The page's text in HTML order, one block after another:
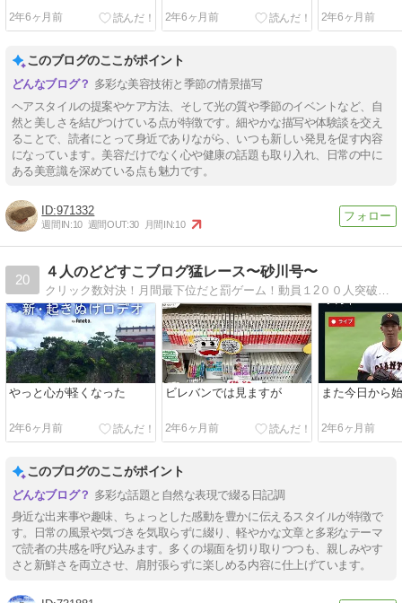
2年6ヶ月前 2年6ヶ月前 2年6ヶ月前
このブログのここがポイント
多彩な美容技術と季節の情景描写
ヘアスタイルの提案やケア方法、そして光の質や季節のイベントなど、自
然と美しさを結びつけている点が特徴です。細やかな描写や体験談を交え
ることで、読者にとって身近でありながら、いつも新しい発見を促す内容
になっています。美容だけでなく心や健康の話題も取り入れ、日常の中に
ある美意識を深めている点も魅力です。
971332
週間IN:10 週間OUT:30 月間IN:10
20
４人のどどすこブログ猛レース〜砂川号〜
クリック数対決！月間最下位だと罰ゲーム！動員１2００人突破！コントユニット夜ふかしの会メンバーです！次回公演は4月！
やっと心が軽くなった
2年6ヶ月前
ビレバンでは見ますが
2年6ヶ月前
また今日から
2年6ヶ月前
このブログのここがポイント
多彩な話題と自然な表現で綴る日記調
身近な出来事や趣味、ちょっとした感動を豊かに伝えるスタイルが特徴で
す。日常の風景や気づきを気取らずに綴り、軽やかな文章と多彩なテーマ
で読者の共感を呼び込みます。多くの場面を切り取りつつも、親しみやす
さと新鮮さを両立させ、肩肘張らずに楽しめる内容に仕上げています。